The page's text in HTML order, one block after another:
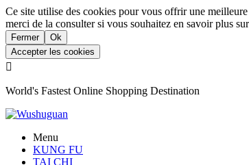
Ce site utilise des cookies pour vous offrir une
merci de la consulter si vous souhaitez en savoir plus
Fermer
Ok
Accepter les cookies

World's Fastest Online Shopping Destination
Menu
KUNG FU
TAI CHI